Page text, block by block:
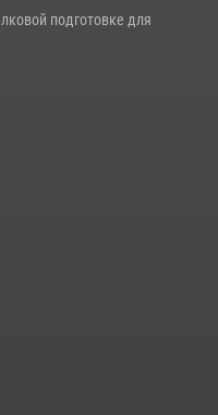
подготовке для